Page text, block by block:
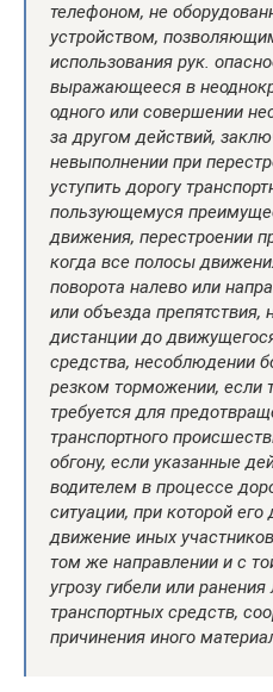
телефоном, не
устройством,
использования рук.
выражающееся в
одного или совершении
за другом действий,
невыполнении при
уступить дорогу
пользующемуся
движения, перестроении
когда все полосы
поворота налево или
или объезда
дистанции до
средства, несоблюдении
резком торможении, если
требуется для
транспортного
обгону, если указанные
водителем в процессе
ситуации, при которой
движение иных
том же направлении и с
угрозу гибели или
транспортных средств,
причинения иного